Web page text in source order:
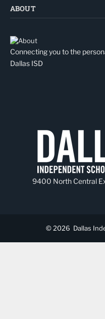
ABOUT
Connecting you to the
Dallas ISD
9400 North Central
© 2026 Dallas